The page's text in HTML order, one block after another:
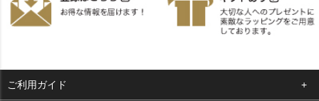
ご利用ガイド